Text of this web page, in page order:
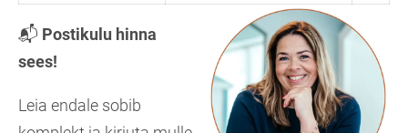
📬 Postikulu hinna
sees!
Leia endale sobib